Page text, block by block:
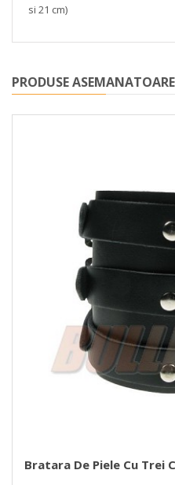
si 21 cm)
PRODUSE ASEMANATOARE
Bratara De Piele Cu Trei